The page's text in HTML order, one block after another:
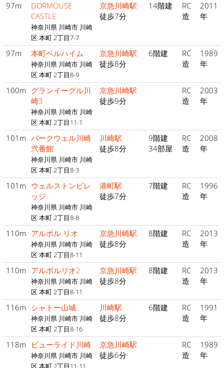
97m
DORMOUSE
CASTLE
神奈川県 川崎市 川崎
区 本町 2丁目7-7
京急川崎駅
徒歩7分
14階建
RC
造
2011
年
97m 本町ベルハイム
神奈川県 川崎市 川崎
区 本町 2丁目8-9
京急川崎駅
徒歩8分
6階建
RC
造
1989
年
100m グランイーグル川
崎3
神奈川県 川崎市 川崎
区 本町 2丁目11-1
京急川崎駅
徒歩9分
RC
造
2003
年
101m パークウェル川崎
弐番館
神奈川県 川崎市 川崎
区 本町 2丁目8-3
川崎駅
徒歩8分
9階建
34部屋
RC
造
2008
年
101m ウェルストンビレ
ッジ
神奈川県 川崎市 川崎
区 本町 2丁目8-8
港町駅
徒歩7分
7階建
RC
造
1996
年
110m アルボル リオ
神奈川県 川崎市 川崎
区 本町 2丁目8-11
京急川崎駅
徒歩8分
8階建
RC
造
2013
年
110m アルボルリオ2
神奈川県 川崎市 川崎
区 本町 2丁目8-11
京急川崎駅
徒歩8分
8階建
RC
造
2013
年
116m シャトー山城
神奈川県 川崎市 川崎
区 本町 2丁目8-16
川崎駅
徒歩8分
6階建
RC
造
1991
年
118m ビューライド川崎
神奈川県 川崎市 川崎
京急川崎駅
徒歩6分
RC
造
1989
年